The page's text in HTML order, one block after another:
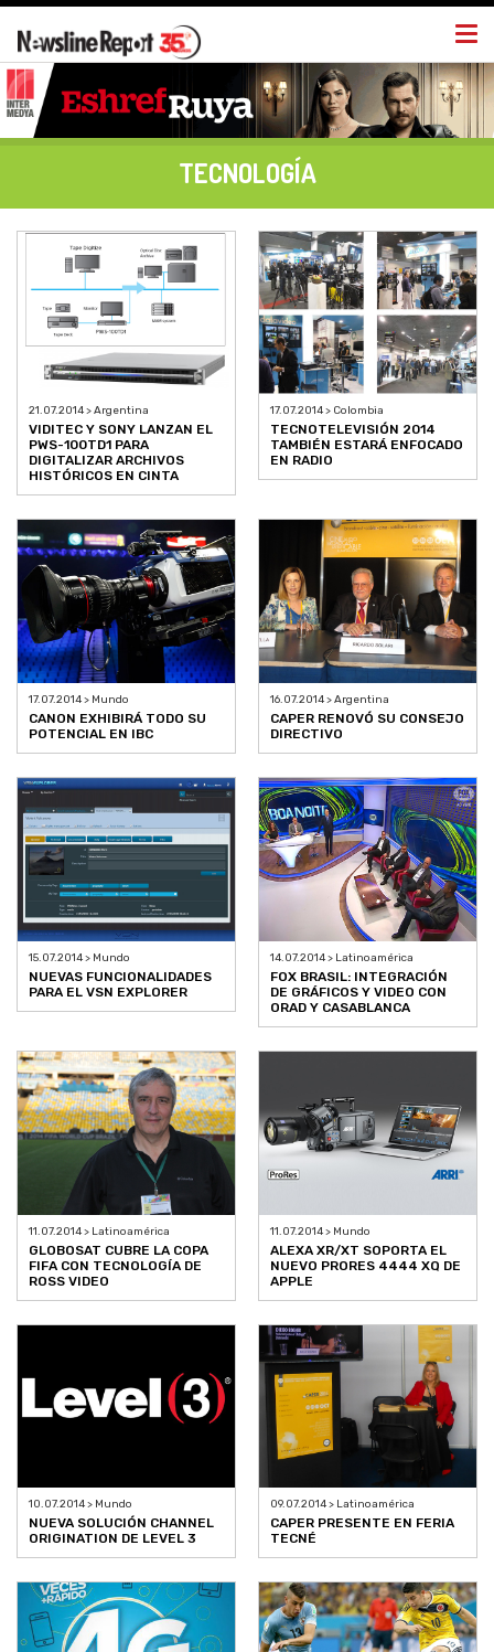
TECNOLOGÍA
21.07.2014 > Argentina
VIDITEC Y SONY LANZAN EL
PWS-100TD1 PARA
DIGITALIZAR ARCHIVOS
HISTÓRICOS EN CINTA
17.07.2014 > Colombia
TECNOTELEVISIÓN 2014
TAMBIÉN ESTARÁ ENFOCADO
EN RADIO
17.07.2014 > Mundo
CANON EXHIBIRÁ TODO SU
POTENCIAL EN IBC
16.07.2014 > Argentina
CAPER RENOVÓ SU CONSEJO
DIRECTIVO
15.07.2014 > Mundo
NUEVAS FUNCIONALIDADES
PARA EL VSN EXPLORER
14.07.2014 > Latinoamérica
FOX BRASIL: INTEGRACIÓN
DE GRÁFICOS Y VIDEO CON
ORAD Y CASABLANCA
11.07.2014 > Latinoamérica
GLOBOSAT CUBRE LA COPA
FIFA CON TECNOLOGÍA DE
ROSS VIDEO
11.07.2014 > Mundo
ALEXA XR/XT SOPORTA EL
NUEVO PRORES 4444 XQ DE
APPLE
10.07.2014 > Mundo
NUEVA SOLUCIÓN CHANNEL
ORIGINATION DE LEVEL 3
09.07.2014 > Latinoamérica
CAPER PRESENTE EN FERIA
TECNÉ